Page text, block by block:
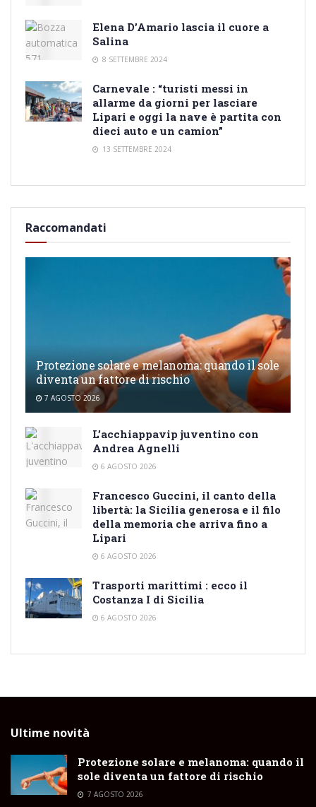
Elena D’Amario lascia il cuore a
Salina
8 SETTEMBRE 2024
Carnevale : “turisti messi in
allarme da giorni per lasciare
Lipari e oggi la nave è partita con
dieci auto e un camion”
13 SETTEMBRE 2024
Raccomandati
Protezione solare e melanoma: quando il sole
diventa un fattore di rischio
7 AGOSTO 2026
L’acchiappavip juventino con
Andrea Agnelli
6 AGOSTO 2026
Francesco Guccini, il canto della
libertà: la Sicilia generosa e il filo
della memoria che arriva fino a
Lipari
6 AGOSTO 2026
Trasporti marittimi : ecco il
Costanza I di Sicilia
6 AGOSTO 2026
Ultime novità
Protezione solare e melanoma: quando il
sole diventa un fattore di rischio
7 AGOSTO 2026